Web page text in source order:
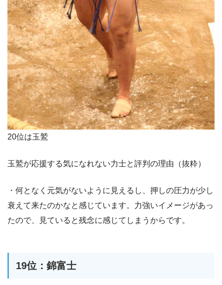
20位は玉鷲
玉鷲が応援する気になれない力士と評判の理由（抜粋）
・何となく元気がないように見えるし、押しの圧力が少し
衰えて来たのかなと感じています。力強いイメージがあっ
たので、見ていると残念に感じてしまうからです。
19位：錦富士